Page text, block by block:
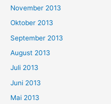
November 2013
Oktober 2013
September 2013
August 2013
Juli 2013
Juni 2013
Mai 2013